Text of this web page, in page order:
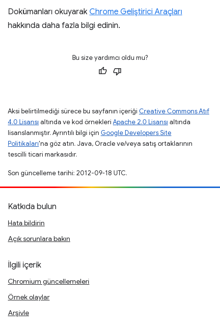
Dokümanları okuyarak Chrome Geliştirici Araçları
hakkında daha fazla bilgi edinin.
Bu size yardımcı oldu mu?
Aksi belirtilmediği sürece bu sayfanın içeriği Creative Commons Atıf
4.0 Lisansı altında ve kod örnekleri Apache 2.0 Lisansı altında
lisanslanmıştır. Ayrıntılı bilgi için Google Developers Site
Politikaları'na göz atın. Java, Oracle ve/veya satış ortaklarının
tescilli ticari markasıdır.
Son güncelleme tarihi: 2012-09-18 UTC.
Katkıda bulun
Hata bildirin
Açık sorunlara bakın
İlgili içerik
Chromium güncellemeleri
Örnek olaylar
Arşivle